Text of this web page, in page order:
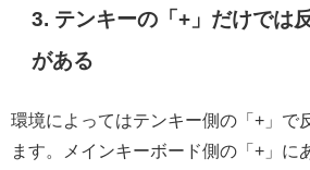
3. テンキーの「+」だけでは
がある
環境によってはテンキー側の「+」で
ます。メインキーボード側の「+」に